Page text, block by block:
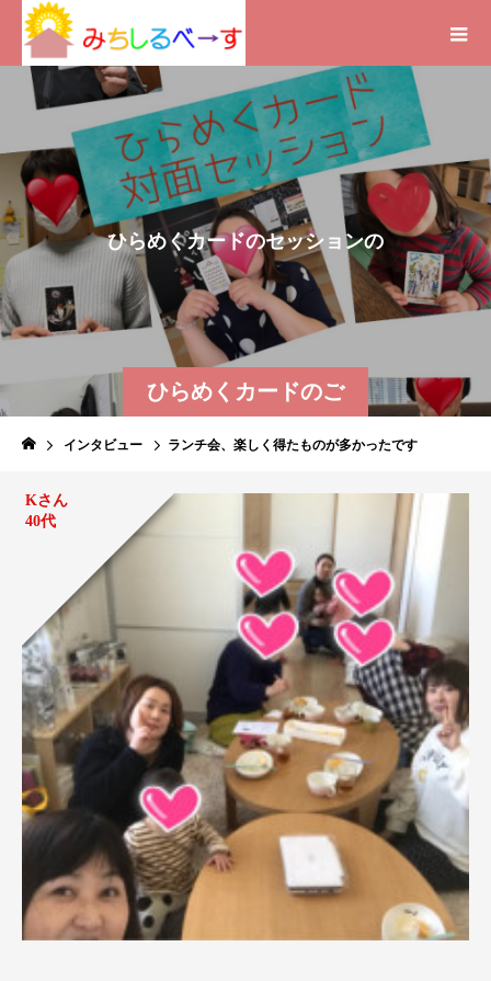
ひらめくカードのご
感想
ひらめくカードのセッションのご感想～勇気を
インタビュー ランチ会、楽しく得たものが多かったです
Kさん
40代